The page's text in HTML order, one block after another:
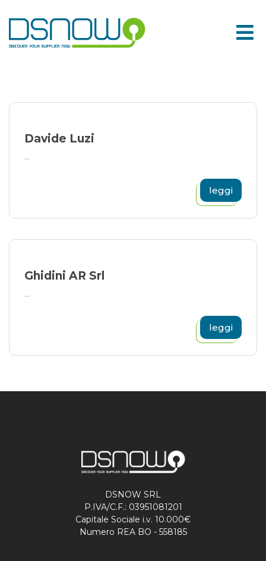
to
content
Davide Luzi
...
leggi
Ghidini AR Srl
...
leggi
DSNOW SRL
P.IVA/C.F.: 03951081201
Capitale Sociale i.v. 10.000€
Numero REA BO - 558185